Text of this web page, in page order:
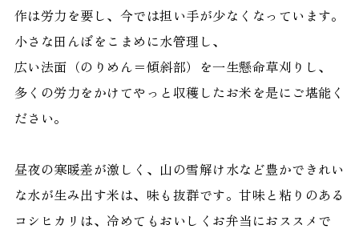
作は労力を要し、今では担い手が少なくなっています。
小さな田んぼをこまめに水管理し、
広い法面（のりめん＝傾斜部）を一生懸命草刈りし、
多くの労力をかけてやっと収穫したお米を是にご堪能く
ださい。
昼夜の寒暖差が激しく、山の雪解け水など豊かできれい
な水が生み出す米は、味も抜群です。甘味と粘りのある
コシヒカリは、冷めてもおいしくお弁当におススメで